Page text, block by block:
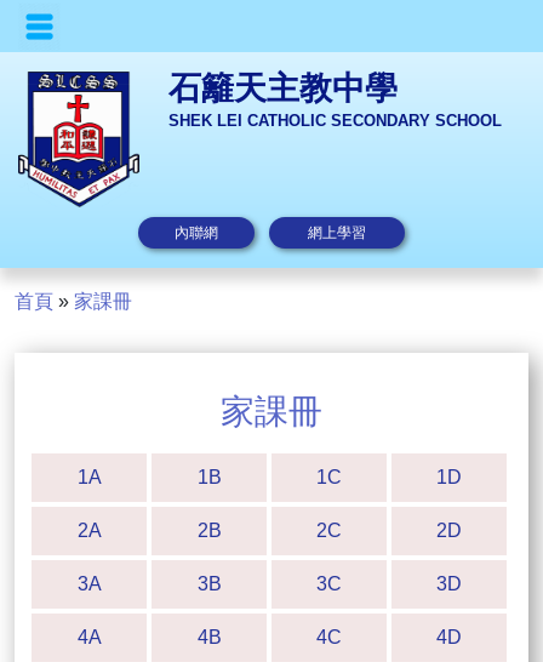
石籬天主教中學
SHEK LEI CATHOLIC SECONDARY SCHOOL
內聯網 網上學習
首頁 » 家課冊
家課冊
1A 1B 1C 1D
2A 2B 2C 2D
3A 3B 3C 3D
4A 4B 4C 4D